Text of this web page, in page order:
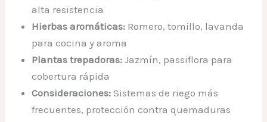
alta resistencia
Hierbas aromáticas: Romero, tomillo, lavanda
para cocina y aroma
Plantas trepadoras: Jazmín, passiflora para
cobertura rápida
Consideraciones: Sistemas de riego más
frecuentes, protección contra quemaduras